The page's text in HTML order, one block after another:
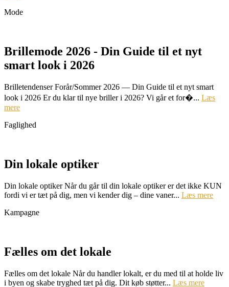
Mode
Brillemode 2026 - Din Guide til et nyt
smart look i 2026
Brilletendenser Forår/Sommer 2026 — Din Guide til et nyt smart
look i 2026 Er du klar til nye briller i 2026? Vi går et for�... Læs
mere
Faglighed
Din lokale optiker
Din lokale optiker Når du går til din lokale optiker er det ikke KUN
fordi vi er tæt på dig, men vi kender dig – dine vaner... Læs mere
Kampagne
Fælles om det lokale
Fælles om det lokale Når du handler lokalt, er du med til at holde liv
i byen og skabe tryghed tæt på dig. Dit køb støtter... Læs mere